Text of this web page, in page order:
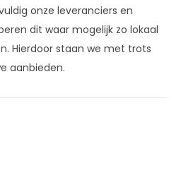
onze leveranciers en
dit waar mogelijk zo lokaal
Hierdoor staan we met trots
aanbieden.